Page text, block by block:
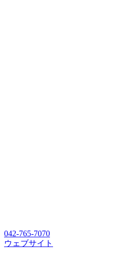
042-765-7070
ウェブサイト